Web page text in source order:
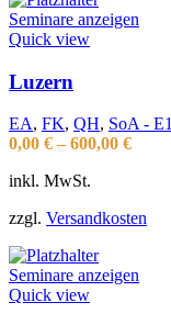
Seminare anzeigen
Quick view
Luzern
EA, FK, QH, SoA - E1
0,00 € – 600,00 €
inkl. MwSt.
zzgl. Versandkosten
Seminare anzeigen
Quick view